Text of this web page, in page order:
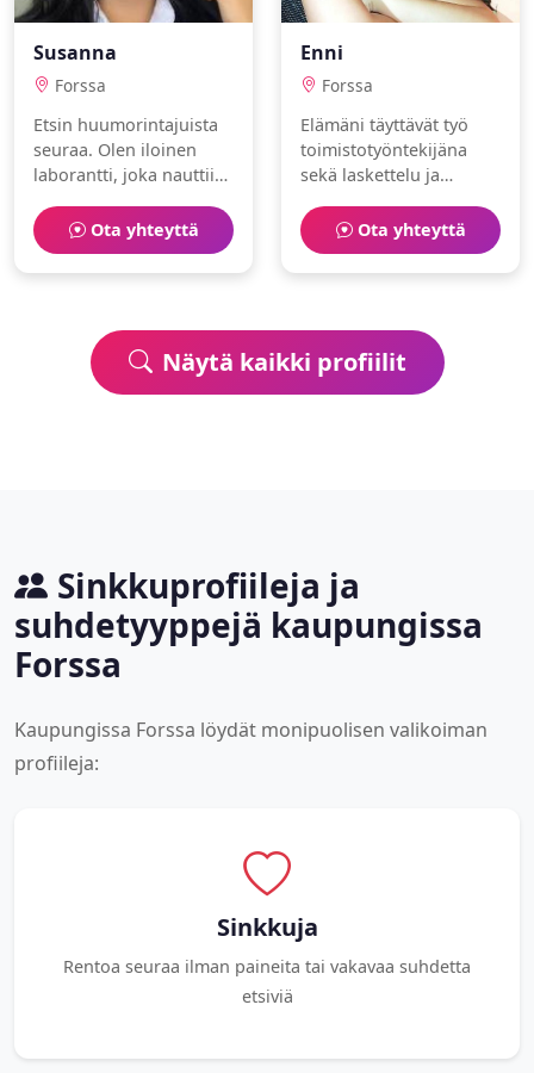
Susanna
Forssa
Etsin huumorintajuista
seuraa. Olen iloinen
laborantti, joka nauttii
Ota yhteyttä
Enni
Forssa
Elämäni täyttävät työ
toimistotyöntekijäna
sekä laskettelu ja
rauhallinen.Ota yhteyttä
Näytä kaikki profiilit
Sinkkuprofiileja ja
suhdetyyppejä kaupungissa
Forssa
Kaupungissa Forssa löydät monipuolisen valikoiman
profiileja:
Sinkkuja
Rentoa seuraa ilman paineita tai vakavaa suhdetta
etsiviä